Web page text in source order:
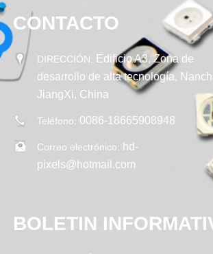
CONTACTO
DIRECCIÓN: Edificio A3, Zona de
desarrollo de alta tecnología,
JiangXi, China
Teléfono: 0086-18665908948
Correo electrónico: hd-
pixels@hotmail.com
BOLETIN